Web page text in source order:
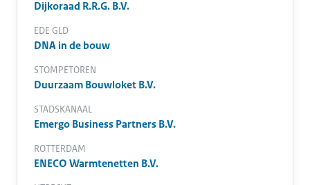
Dijkoraad R.R.G. B.V.
EDE GLD
DNA in de bouw
STOMPETOREN
Duurzaam Bouwloket B.V.
STADSKANAAL
Emergo Business Partners B.V.
ROTTERDAM
ENECO Warmtenetten B.V.